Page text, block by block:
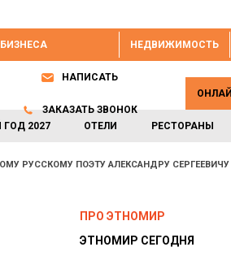
НЕДВИЖИМОСТЬ
2027 ОТЕЛИ РЕСТОРАНЫ
НАПИСАТЬ
ЗАКАЗАТЬ ЗВОНОК
РУССКОМУ ПОЭТУ АЛЕКСАНДРУ
ПРО ЭТНОМИР
ЭТНОМИР СЕГОДНЯ